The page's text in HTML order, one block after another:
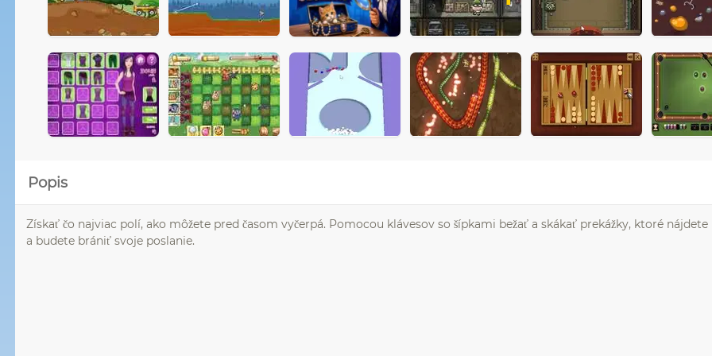
Popis
Získať čo najviac polí, ako môžete pred časom vyčerpá. Pomocou klávesov so šípkami bežať a skákať prekážky, ktoré nájdete
a budete brániť svoje poslanie.